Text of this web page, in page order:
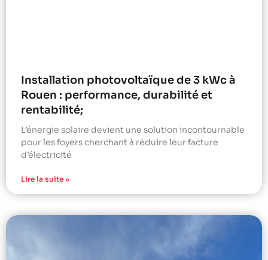
Installation photovoltaïque de 3 kWc à
Rouen : performance, durabilité et
rentabilité;
L’énergie solaire devient une solution incontournable
pour les foyers cherchant à réduire leur facture
d’électricité
Lire la suite »